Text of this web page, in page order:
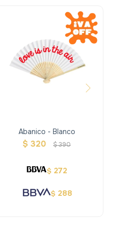
Abanico - Blanco
$ 320 $390
$ 272
$ 288